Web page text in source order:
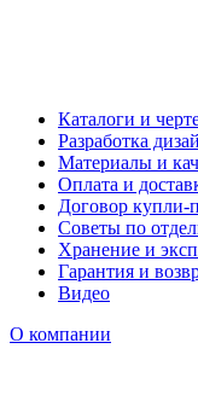
Каталоги и
Разработка
Материалы и
Оплата и
Договор купли-
Советы по
Хранение и
Гарантия и
Видео
О компании